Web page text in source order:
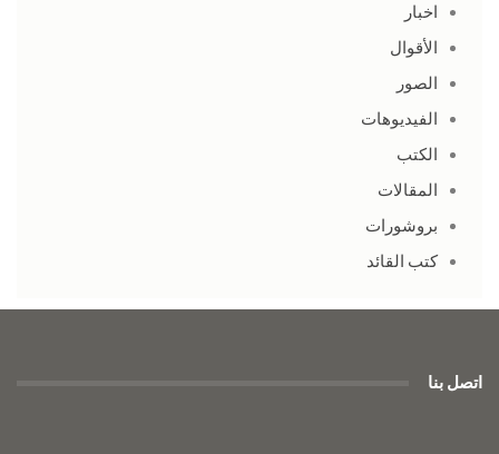
اخبار
الأقوال
الصور
الفيديوهات
الكتب
المقالات
بروشورات
كتب القائد
اتصل بنا